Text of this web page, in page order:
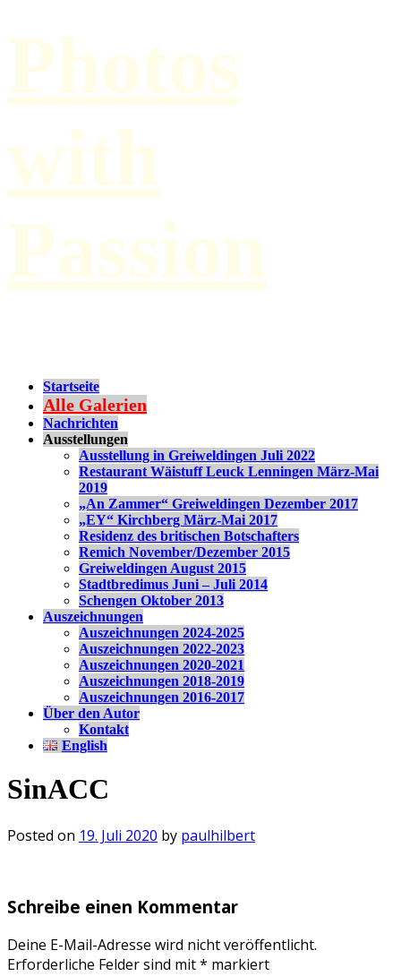
Photos
with
Passion
Startseite
Alle Galerien
Nachrichten
Ausstellungen
Ausstellung in Greiweldingen Juli 2022
Restaurant Wäistuff Leuck Lenningen März-Mai
2019
„An Zammer“ Greiweldingen Dezember 2017
„EY“ Kirchberg März-Mai 2017
Residenz des britischen Botschafters
Remich November/Dezember 2015
Greiweldingen August 2015
Stadtbredimus Juni – Juli 2014
Schengen Oktober 2013
Auszeichnungen
Auszeichnungen 2024-2025
Auszeichnungen 2022-2023
Auszeichnungen 2020-2021
Auszeichnungen 2018-2019
Auszeichnungen 2016-2017
Über den Autor
Kontakt
English
SinACC
Posted on 19. Juli 2020 by paulhilbert
Schreibe einen Kommentar
Deine E-Mail-Adresse wird nicht veröffentlicht.
Erforderliche Felder sind mit* markiert